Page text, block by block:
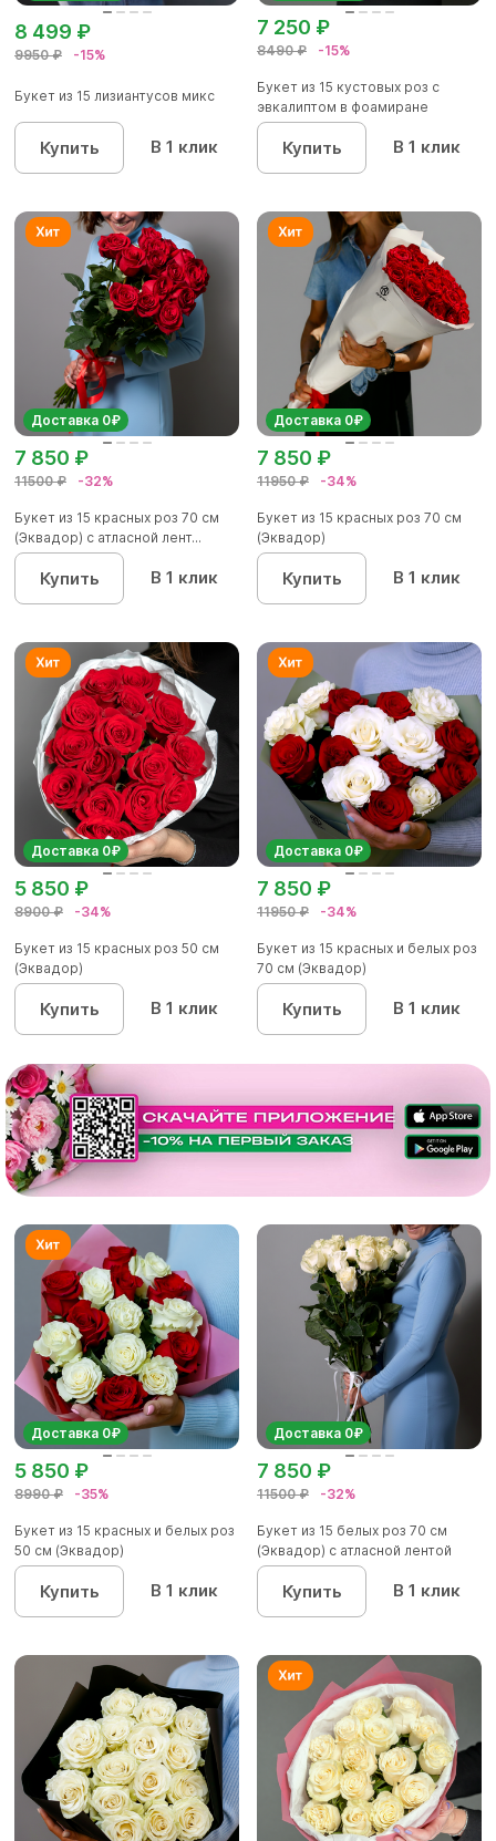
9950 ₽ -15%
8 499 ₽
Букет из 15 лизиантусов микс
Купить В 1 клик
8490 ₽ -15%
7 250 ₽
Букет из 15 кустовых роз с
эвкалиптом в фоамиране
Купить В 1 клик
Доставка 0₽
11500 ₽ -32%
7 850 ₽
Букет из 15 красных роз 70 см
(Эквадор) с атласной лент...
Купить В 1 клик
Доставка 0₽
11950 ₽ -34%
7 850 ₽
Букет из 15 красных роз 70 см
(Эквадор)
Купить В 1 клик
Доставка 0₽
8900 ₽ -34%
5 850 ₽
Букет из 15 красных роз 50 см
(Эквадор)
Купить В 1 клик
Доставка 0₽
11950 ₽ -34%
7 850 ₽
Букет из 15 красных и белых роз
70 см (Эквадор)
Купить В 1 клик
Доставка 0₽
8990 ₽ -35%
5 850 ₽
Букет из 15 красных и белых роз
50 см (Эквадор)
Купить В 1 клик
Доставка 0₽
11500 ₽ -32%
7 850 ₽
Букет из 15 белых роз 70 см
(Эквадор) с атласной лентой
Купить В 1 клик